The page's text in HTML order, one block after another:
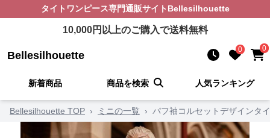
タイトワンピース専門通販サイト Bellesilhouette
10,000円以上のご購入で送料無料
Bellesilhouette 0 0
新着商品 商品を検索 人気ランキング
Bellesilhouette TOP › ミニの一覧 › パフ袖コルセットデザインタ